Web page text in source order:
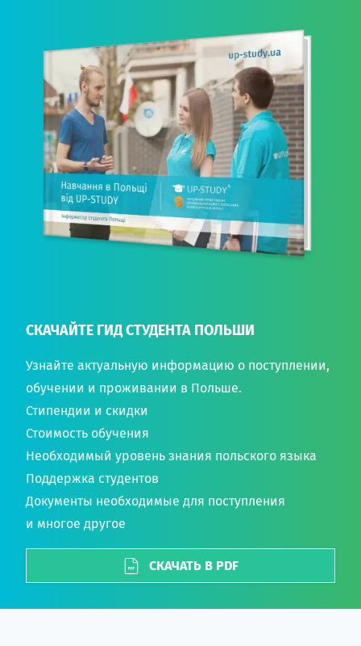
СКАЧАЙТЕ ГИД СТУДЕНТА ПОЛЬШИ
Узнайте актуальную информацию о поступлении,
обучении и проживании в Польше.
Стипендии и скидки
Стоимость обучения
Необходимый уровень знания польского языка
Поддержка студентов
Документы необходимые для поступления
и многое другое
СКАЧАТЬ В PDF